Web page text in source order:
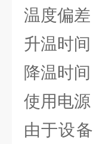
温度偏
升温时
降温时
使用电
由于设